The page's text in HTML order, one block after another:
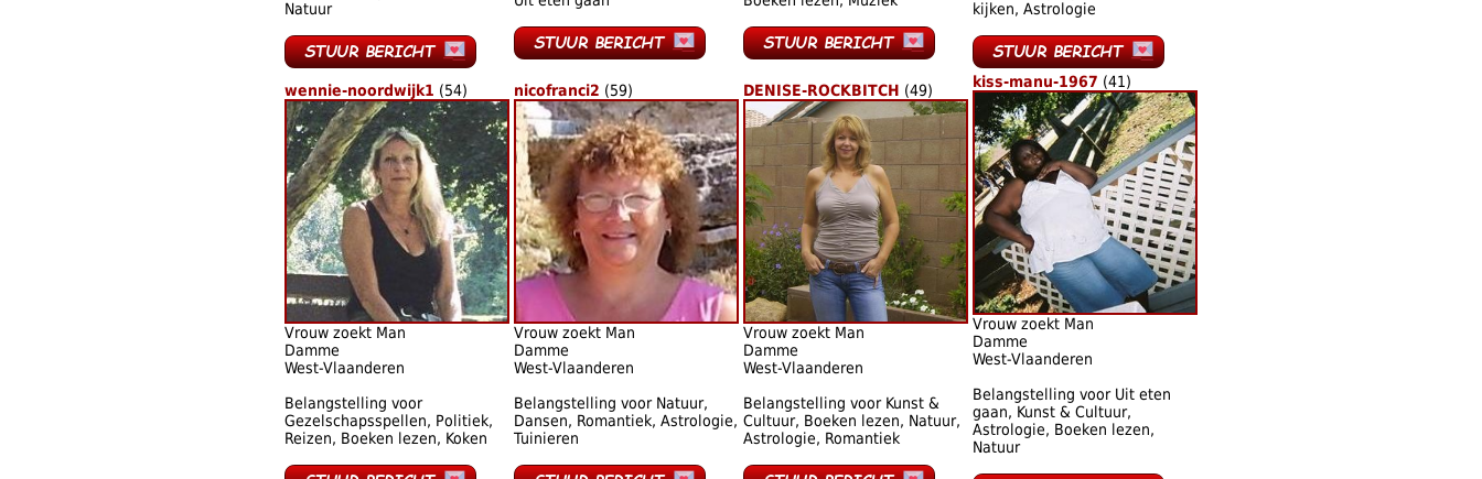
Natuur
kijken, Astrologie
wennie-noordwijk1 (54)
Vrouw zoekt Man
Damme
West-Vlaanderen
Belangstelling voor
Gezelschapsspellen, Politiek,
Reizen, Boeken lezen, Koken
nicofranci2 (59)
Vrouw zoekt Man
Damme
West-Vlaanderen
Belangstelling voor Natuur,
Dansen, Romantiek, Astrologie,
Tuinieren
DENISE-ROCKBITCH (49)
Vrouw zoekt Man
Damme
West-Vlaanderen
Belangstelling voor Kunst &
Cultuur, Boeken lezen, Natuur,
Astrologie, Romantiek
kiss-manu-1967 (41)
Vrouw zoekt Man
Damme
West-Vlaanderen
Belangstelling voor Uit eten
gaan, Kunst & Cultuur,
Astrologie, Boeken lezen,
Natuur